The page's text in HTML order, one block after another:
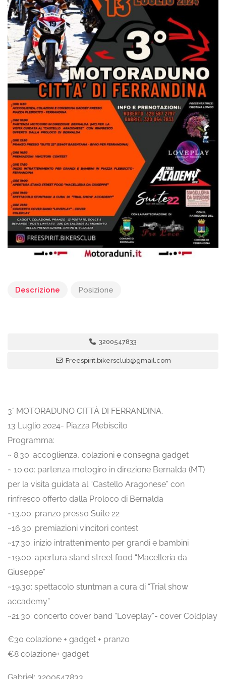
Descrizione Posizione
3200547833
Freespirit.bikersclub@gmail.com
3° MOTORADUNO CITTÀ DI FERRANDINA.
13 Luglio 2024- Piazza Plebiscito
Programma:
~ 8.30: accoglienza, colazioni e consegna gadget
~ 10.00: partenza motogiro in direzione Bernalda (MT)
per la visita guidata al “Castello Aragonese” con
rinfresco offerto dalla Proloco di Bernalda
~13.00: pranzo presso Suite 22
~16.30: premiazioni vincitori contest
~17.30: inizio intrattenimento per grandi e bambini
~19.00: apertura stand street food “Macelleria da
Giuseppe”
~19.30: spettacolo stuntman a cura di “Trial show
accademy”
~21.30: concerto cover band “Loveplay”- cover Coldplay
€30 colazione + gadget + pranzo
€8 colazione+ gadget